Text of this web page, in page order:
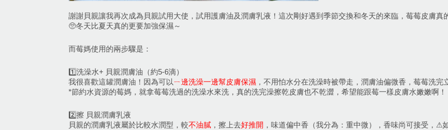
謝謝貝親讓我再次成為貝親試用大使，試用護膚油及潤膚乳液！這次剛好遇到季節交換和冬天的來臨，莓莓皮膚
🥺冬天比夏天真的更要加強保濕～
而莓媽使用的兩步驟是：
1️⃣洗澡水+ 貝親潤膚油（約5-6滴）
我很喜歡這罐潤膚油！因為可以ㄧ邊洗澡一邊幫皮膚保濕 ，不用怕水分在洗澡時被帶走，潤膚油偏微香，莓莓洗完
*節約水資源的莓媽，就拿莓莓洗過的洗澡水來洗，真的洗完澡擦乾皮膚也不乾澀，希望能跟莓一樣皮膚水嫩嫩啊！
2️⃣擦 貝親潤膚乳液
貝親的潤膚乳液屬於比較水潤型，較不油膩 ，擦上去好推開 ，味道偏中香（我分為：重中微），香味尚可接受，⚠︎︎